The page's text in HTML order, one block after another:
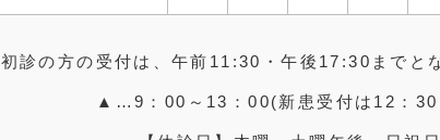
初診の方の受付は、午前11:30・午後17:30までと
▲…9：00～13：00(新患受付は12：30